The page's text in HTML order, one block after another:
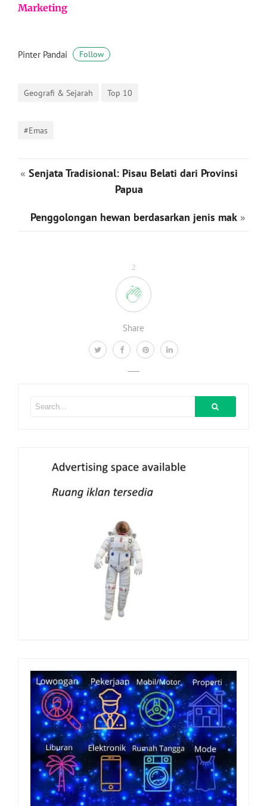
2
Share
Marketing
Pinter Pandai Follow
Geografi & Sejarah Top 10
#Emas
« Senjata Tradisional: Pisau Belati dari Provinsi
Papua
Penggolongan hewan berdasarkan jenis mak »